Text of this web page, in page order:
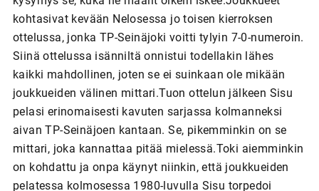
kohtasivat kevään Nelosessa jo toisen kierroksen
ottelussa, jonka TP-Seinäjoki voitti tylyin 7-0-numeroin.
Siinä ottelussa isänniltä onnistui todellakin lähes
kaikki mahdollinen, joten se ei suinkaan ole mikään
joukkueiden välinen mittari.Tuon ottelun jälkeen Sisu
pelasi erinomaisesti kavuten sarjassa kolmanneksi
aivan TP-Seinäjoen kantaan. Se, pikemminkin on se
mittari, joka kannattaa pitää mielessä.Toki aiemminkin
on kohdattu ja onpa käynyt niinkin, että joukkueiden
pelatessa kolmosessa 1980-luvulla Sisu torpedoi